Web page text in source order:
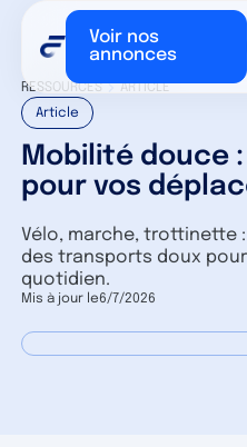
Voir nos
annonces
RESSOURCES
ARTICLE
Article
Mobilité douce
pour vos
Vélo, marche, trottinette
des transports doux
quotidien.
Mis à jour le6/7/2026